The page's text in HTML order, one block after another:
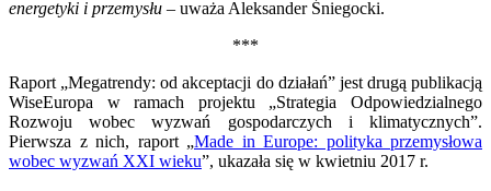
energetyki i przemysłu – uważa Aleksander Śniegocki.
***
Raport „Megatrendy: od akceptacji do działań” jest drugą publikacją
WiseEuropa w ramach projektu „Strategia Odpowiedzialnego
Rozwoju wobec wyzwań gospodarczych i klimatycznych”.
Pierwsza z nich, raport „Made in Europe: polityka przemysłowa
wobec wyzwań XXI wieku”, ukazała się w kwietniu 2017 r.